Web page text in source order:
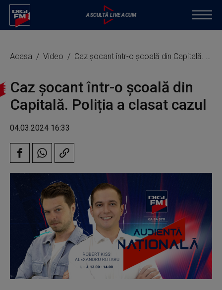
Acasa Video Caz șocant într-o școală din Capitală. Poliția a clasat cazul
Caz șocant într-o școală din
Capitală. Poliția a clasat cazul
04.03.2024 16:33